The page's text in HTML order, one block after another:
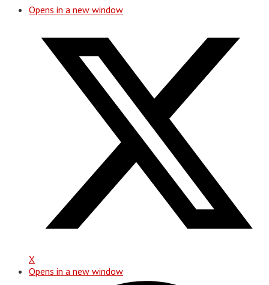
Opens in a new window
X
Opens in a new window